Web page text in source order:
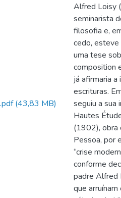
(43,83 MB)
Alfred Loisy
seminarista
filosofia e,
cedo,
uma tese
composition
já afirmaria
escrituras.
seguiu a sua
Hautes
(1902), obra
Pessoa, por
“crise
conforme
padre Alfred
que